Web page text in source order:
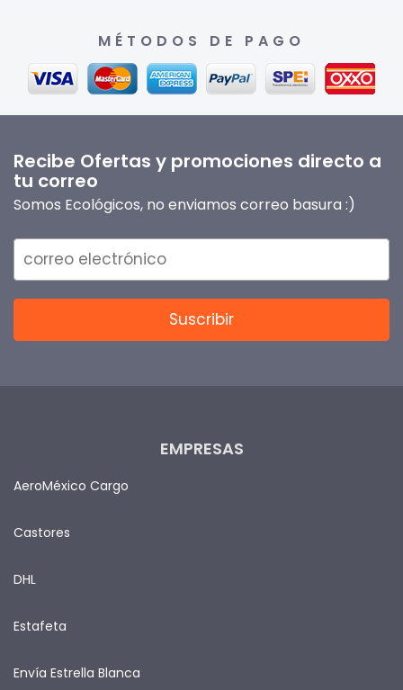
MÉTODOS DE PAGO
Recibe Ofertas y promociones directo a
tu correo
Somos Ecológicos, no enviamos correo basura :)
EMPRESAS
AeroMéxico Cargo
Castores
DHL
Estafeta
Envía Estrella Blanca